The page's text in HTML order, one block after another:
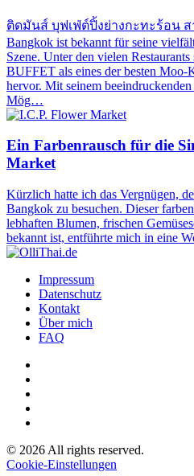
ติดมันส์ บุฟเฟ่ต์ปิ้งย่างกะทะร้อน
Bangkok ist bekannt für seine
Szene. Unter den vielen
BUFFET als eines der besten Moo-
hervor. Mit seinem
Mög…
Ein Farbenrausch für die
Market
Kürzlich hatte ich das Vergnügen,
Bangkok zu besuchen. Dieser
lebhaften Blumen, frischen
bekannt ist, entführte mich in eine
Impressum
Datenschutz
Kontakt
Über mich
FAQ
© 2026 All rights reserved.
Cookie-Einstellungen